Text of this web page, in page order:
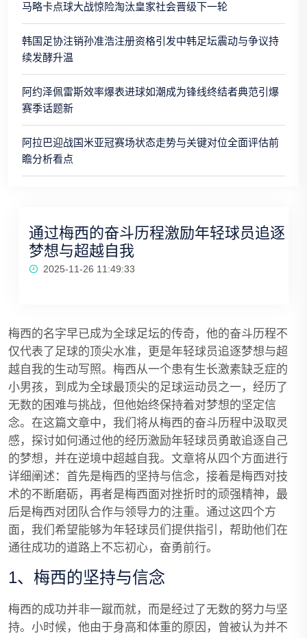
马略卡点球大战惊险淘汰皇家社会晋级下一轮
韩国足协注销孙准浩注册资格引发中韩足坛震动与争议持
续发酵升温
阿约泽佩雷斯效率爆表进球如潮成为锋线终结者典范引爆
赛季话题新
阿拉巴迎战国米亚冠赛场状态走势与关键对位全面评估前
瞻分析看点
通过梅西的奋斗历程激励年轻球员追逐
梦想与超越自我
2025-11-26 11:49:33
梅西的名字早已成为全球足坛的传奇，他的奋斗历程不
仅代表了足球的顶尖水准，更是年轻球员追逐梦想与超
越自我的生动写照。梅西从一个患有生长激素缺乏症的
小男孩，到成为全球最顶尖的足球运动员之一，经历了
无数的困难与挑战，但他始终保持着对梦想的坚定信
念。在这篇文章中，我们将从梅西的奋斗历程中汲取灵
感，探讨如何通过他的经历激励年轻球员勇敢追逐自己
的梦想，并在逆境中超越自我。文章将从四个方面进行
详细阐述：首先是梅西的坚持与信念，接着是梅西对技
术的不断磨砺，再者是梅西面对挫折时的顽强精神，最
后是梅西对团队合作与领导力的注重。通过这四个方
面，我们希望能够为年轻球员们提供指引，帮助他们在
通往成功的道路上不忘初心，奋勇前行。
1、梅西的坚持与信念
梅西的成功并非一蹴而就，而是经过了无数的努力与坚
持。小时候，他由于身高和体重的原因，曾被认为并不